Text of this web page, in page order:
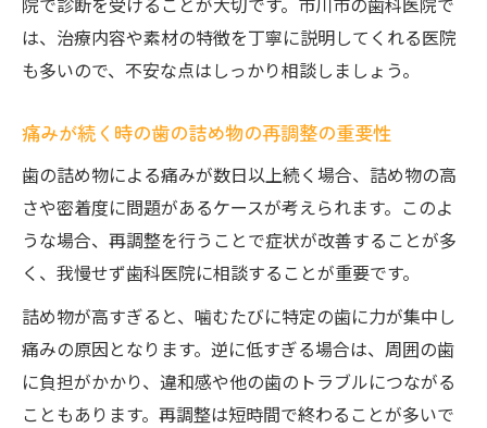
は
冷たい飲食物で歯の詰め物がしみる理由を
詰め物による違和感を見逃さないための観
察法
冷感や痛みを感じた時のセルフチェックポ
イント
歯の詰め物の痛みを早期発見するための注
意点
噛むと痛む場合に考えられる原因まとめ
歯の詰め物が合わない時の噛む痛みの原因
解説
は、治療内容や素材の特徴を丁寧に説明してくれる医院
も多いので、不安な点はしっかり相談しましょう。
痛みが続く時の歯の詰め物の再調整の重要性
歯の詰め物による痛みが数日以上続く場合、詰め物の高
さや密着度に問題があるケースが考えられます。このよ
うな場合、再調整を行うことで症状が改善することが多
く、我慢せず歯科医院に相談することが重要です。
詰め物が高すぎると、噛むたびに特定の歯に力が集中し
痛みの原因となります。逆に低すぎる場合は、周囲の歯
に負担がかかり、違和感や他の歯のトラブルにつながる
こともあります。再調整は短時間で終わることが多いで